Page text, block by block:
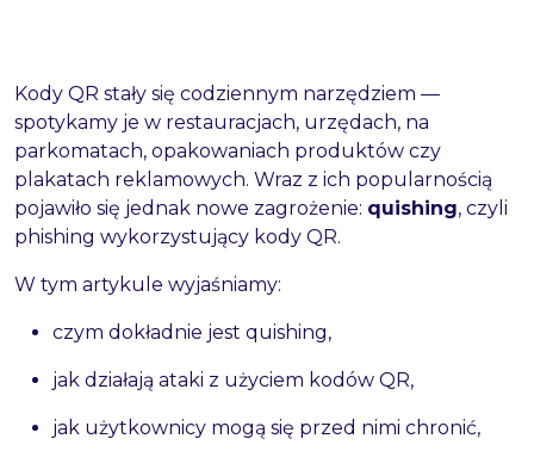
Kody QR stały się codziennym narzędziem —
spotykamy je w restauracjach, urzędach, na
parkomatach, opakowaniach produktów czy
plakatach reklamowych. Wraz z ich popularnością
pojawiło się jednak nowe zagrożenie: quishing, czyli
phishing wykorzystujący kody QR.
W tym artykule wyjaśniamy:
czym dokładnie jest quishing,
jak działają ataki z użyciem kodów QR,
jak użytkownicy mogą się przed nimi chronić,